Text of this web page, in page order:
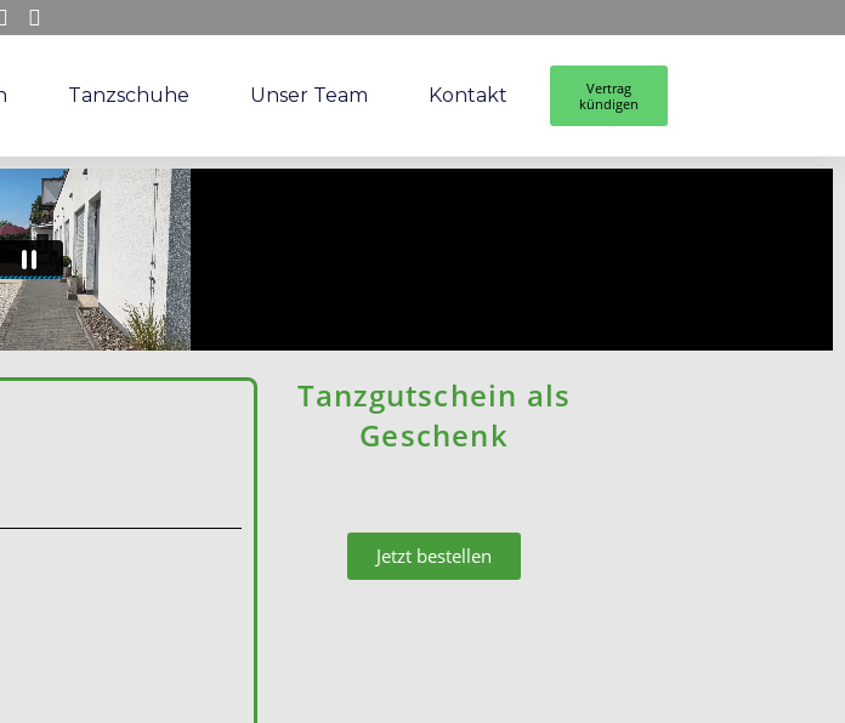
Tanzschuhe Unser Team Kontakt
Vertrag
kündigen
Tanzgutschein als
Geschenk
Jetzt bestellen